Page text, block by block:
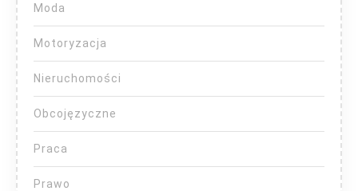
Moda
Motoryzacja
Nieruchomości
Obcojęzyczne
Praca
Prawo